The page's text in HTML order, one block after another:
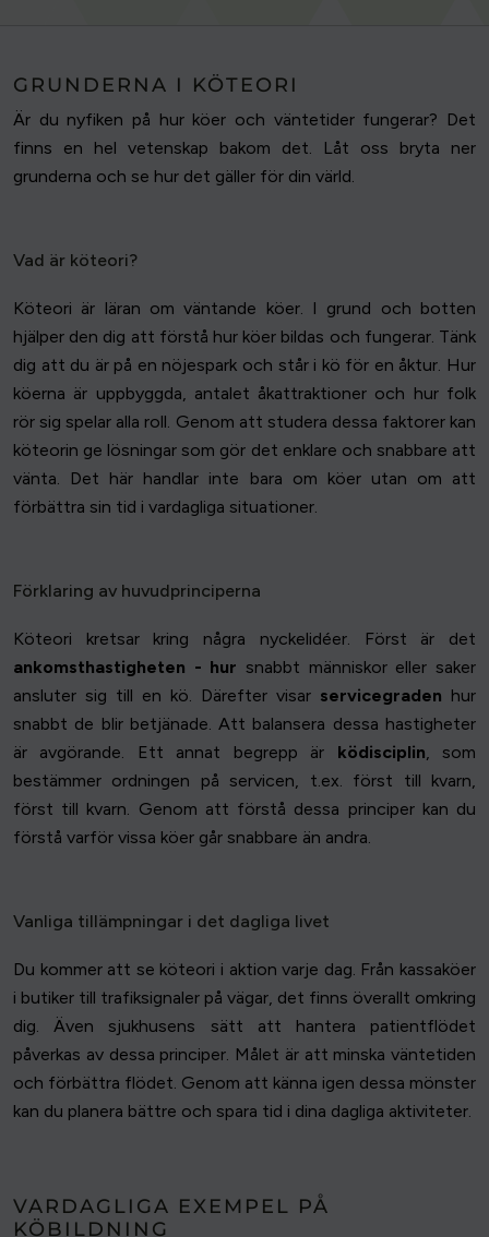
GRUNDERNA I KÖTEORI
Är du nyfiken på hur köer och väntetider fungerar? Det
finns en hel vetenskap bakom det. Låt oss bryta ner
grunderna och se hur det gäller för din värld.
Vad är köteori?
Köteori är läran om väntande köer. I grund och botten
hjälper den dig att förstå hur köer bildas och fungerar. Tänk
dig att du är på en nöjespark och står i kö för en åktur. Hur
köerna är uppbyggda, antalet åkattraktioner och hur folk
rör sig spelar alla roll. Genom att studera dessa faktorer kan
köteorin ge lösningar som gör det enklare och snabbare att
vänta. Det här handlar inte bara om köer utan om att
förbättra sin tid i vardagliga situationer.
Förklaring av huvudprinciperna
Köteori kretsar kring några nyckelidéer. Först är det
ankomsthastigheten - hur snabbt människor eller saker
ansluter sig till en kö. Därefter visar servicegraden hur
snabbt de blir betjänade. Att balansera dessa hastigheter
är avgörande. Ett annat begrepp är ködisciplin, som
bestämmer ordningen på servicen, t.ex. först till kvarn,
först till kvarn. Genom att förstå dessa principer kan du
förstå varför vissa köer går snabbare än andra.
Vanliga tillämpningar i det dagliga livet
Du kommer att se köteori i aktion varje dag. Från kassaköer
i butiker till trafiksignaler på vägar, det finns överallt omkring
dig. Även sjukhusens sätt att hantera patientflödet
påverkas av dessa principer. Målet är att minska väntetiden
och förbättra flödet. Genom att känna igen dessa mönster
kan du planera bättre och spara tid i dina dagliga aktiviteter.
VARDAGLIGA EXEMPEL PÅ
KÖBILDNING